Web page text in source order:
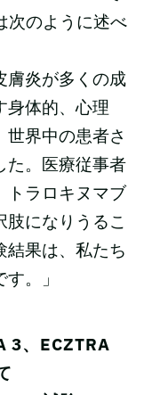
次のように述べ
膚炎が多くの成
身体的、心理
界中の患者さ
た。医療従事者
トラロキヌマブ
になりうるこ
結果は、私たち
。」
3、ECZTRA